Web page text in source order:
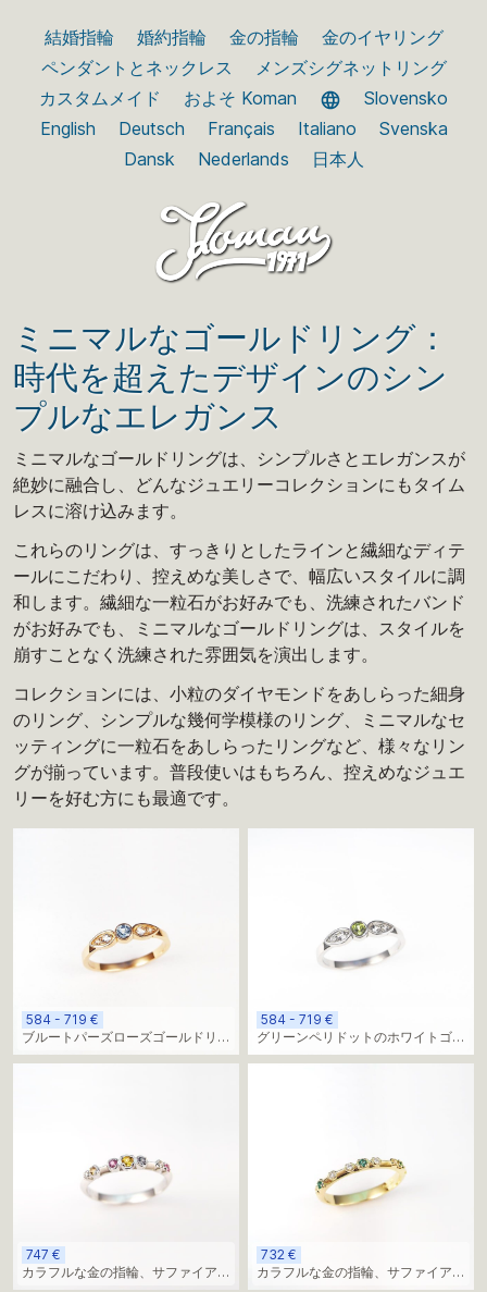
結婚指輪 婚約指輪 金の指輪
金のイヤリング
ペンダントとネックレス
メンズシグネットリング
カスタムメイド
およそ Koman
Slovensko
English
Deutsch Français Italiano
Svenska
Dansk
Nederlands 日本人
ミニマルなゴールドリング：
時代を超えたデザインのシン
プルなエレガンス
ミニマルなゴールドリングは、シンプルさとエレガンスが
絶妙に融合し、どんなジュエリーコレクションにもタイム
レスに溶け込みます。
これらのリングは、すっきりとしたラインと繊細なディテ
ールにこだわり、控えめな美しさで、幅広いスタイルに調
和します。繊細な一粒石がお好みでも、洗練されたバンド
がお好みでも、ミニマルなゴールドリングは、スタイルを
崩すことなく洗練された雰囲気を演出します。
コレクションには、小粒のダイヤモンドをあしらった細身
のリング、シンプルな幾何学模様のリング、ミニマルなセ
ッティングに一粒石をあしらったリングなど、様々なリン
グが揃っています。普段使いはもちろん、控えめなジュエ
リーを好む方にも最適です。
584 - 719 €
ブルートパーズローズゴールドリン
グ
584 - 719 €
グリーンペリドットのホワイトゴー
ルドリング
747 €
カラフルな金の指輪、サファイアと
732 €
カラフルな金の指輪、サファイアと